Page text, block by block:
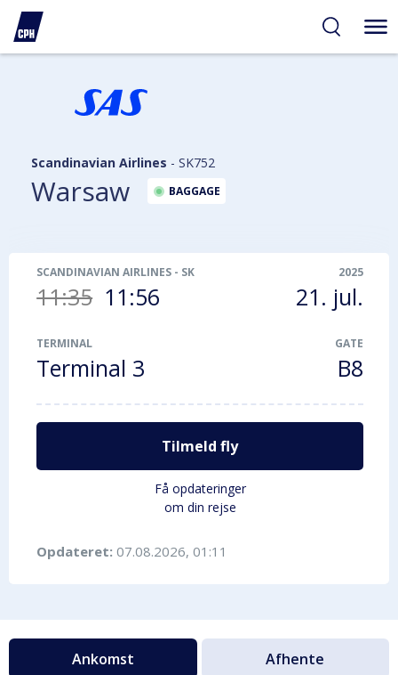
Scandinavian Airlines - SK752
Warsaw BAGGAGE
SCANDINAVIAN AIRLINES - SK752
11:35 11:56
2025
21. jul.
TERMINAL
Terminal 3
GATE
B8
Tilmeld fly
Få opdateringer
om din rejse
Opdateret: 07.08.2026, 01:11
Ankomst Afhente